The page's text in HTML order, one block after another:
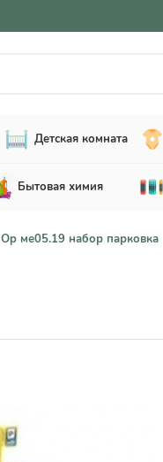
Детская комната
Бытовая химия
Op ме05.19 набор парковка